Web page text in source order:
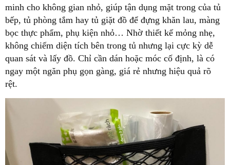
minh cho không gian nhỏ, giúp tận dụng mặt trong của tủ
bếp, tủ phòng tắm hay tủ giặt đồ để đựng khăn lau, màng
bọc thực phẩm, phụ kiện nhỏ… Nhờ thiết kế mỏng nhẹ,
không chiếm diện tích bên trong tủ nhưng lại cực kỳ dễ
quan sát và lấy đồ. Chỉ cần dán hoặc móc cố định, là có
ngay một ngăn phụ gọn gàng, giá rẻ nhưng hiệu quả rõ
rệt.